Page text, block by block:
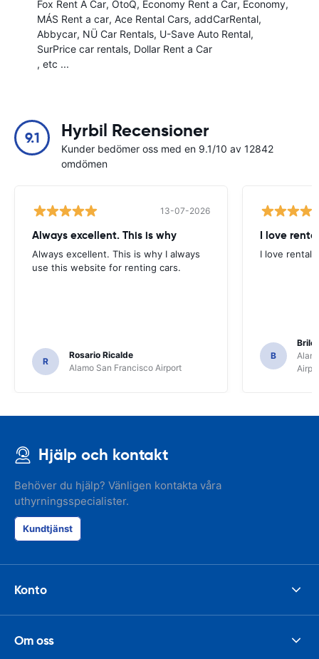
Fox Rent A Car OtoQ Economy Rent a Car Economy
MÁS Rent a car Ace Rental Cars addCarRental
Abbycar NÜ Car Rentals U-Save Auto Rental
SurPrice car rentals Dollar Rent a Car
, etc ...
9.1 Hyrbil Recensioner
Kunder bedömer oss med en 9.1/10 av 12842
omdömen
13-07-2026
Always excellent. This is why
Always excellent. This is why I always
use this website for renting cars.
R
Rosario Ricalde
Alamo San Francisco Airport
I love
I love rental
B
Hjälp och kontakt
Behöver du hjälp? Vänligen kontakta våra
uthyrningsspecialister.
Kundtjänst
Konto
Om oss